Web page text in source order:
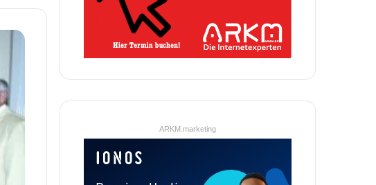
ARKM.marketing